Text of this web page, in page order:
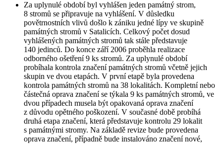
Za uplynulé období byl vyhlášen jeden památný strom,
8 stromů se připravuje na vyhlášení. V důsledku
povětrnostních vlivů došlo k zániku jedné lípy ve skupině
památných stromů v Satalicích. Celkový počet dosud
vyhlášených památných stromů tak stále představuje
140 jedinců. Do konce září 2006 proběhla realizace
odborného ošetření 9 ks stromů. Za uplynulé období
probíhala kontrola značení památných stromů včetně jejich
skupin ve dvou etapách. V první etapě byla provedena
kontrola památných stromů na 38 lokalitách. Kompletní nebo
částečná oprava značení se týkala 9 ks památných stromů, ve
dvou případech musela být opakovaná oprava značení
z důvodu opětného poškození. V současné době probíhá
druhá etapa značení, která představuje kontrolu 29 lokalit
s památnými stromy. Na základě revize bude provedena
oprava značení, případně bude instalováno značení nové,